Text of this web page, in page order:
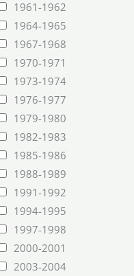
1961-1962
1964-1965
1967-1968
1970-1971
1973-1974
1976-1977
1979-1980
1982-1983
1985-1986
1988-1989
1991-1992
1994-1995
1997-1998
2000-2001
2003-2004